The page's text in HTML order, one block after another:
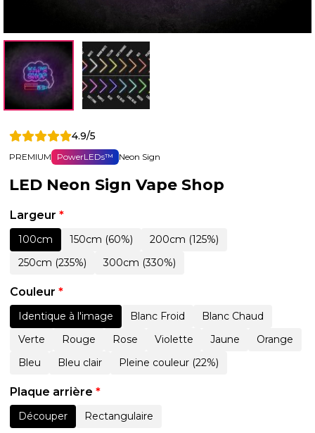
4.9/5
PREMIUM PowerLEDs™ Neon Sign
LED Neon Sign Vape Shop
Largeur *
100cm 150cm (60%)
200cm (125%)
250cm (235%)
300cm (330%)
Couleur *
Identique à l'image Blanc Froid
Blanc Chaud
Verte
Rouge Rose Violette Jaune
Orange
Bleu
Bleu clair Pleine couleur (22%)
Plaque arrière *
Découper Rectangulaire